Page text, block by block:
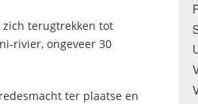
terugtrekken tot
rivier, ongeveer 30
ter plaatse en